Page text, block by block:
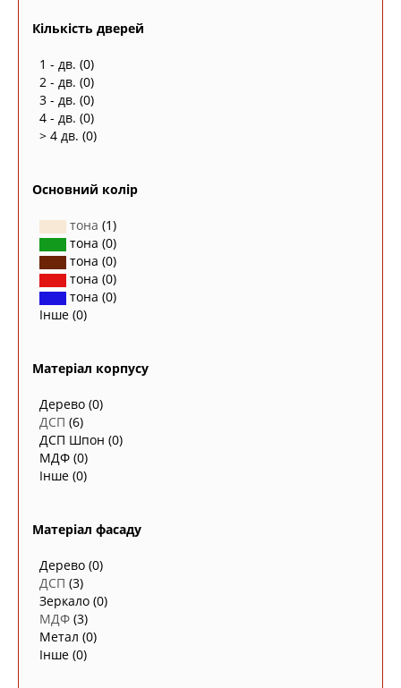
Кількість дверей
1 - дв. (0)
2 - дв. (0)
3 - дв. (0)
4 - дв. (0)
> 4 дв. (0)
Основний колір
тона (1)
тона (0)
тона (0)
тона (0)
тона (0)
Інше (0)
Матеріал корпусу
Дерево (0)
ДСП (6)
ДСП Шпон (0)
МДФ (0)
Інше (0)
Матеріал фасаду
Дерево (0)
ДСП (3)
Зеркало (0)
МДФ (3)
Метал (0)
Інше (0)